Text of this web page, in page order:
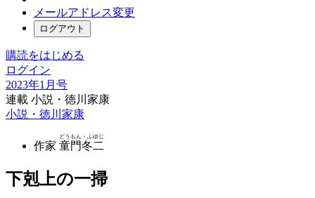
メールアドレス変更
ログアウト
購読をはじめる
ログイン
2023年1月号
連載 小説・徳川家康
小説・徳川家康
作家 童門冬二
どうもん・ふゆじ
下剋上の一掃